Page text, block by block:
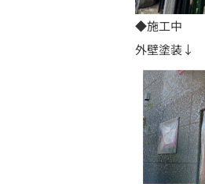
◆施工中
外壁塗装↓